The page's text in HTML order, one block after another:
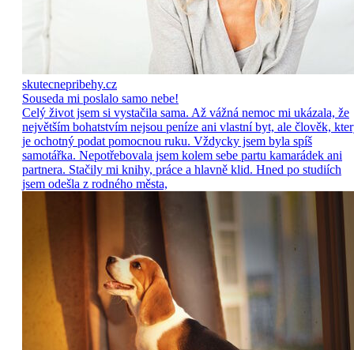
skutecnepribehy.cz
Souseda mi poslalo samo nebe!
Celý život jsem si vystačila sama. Až vážná nemoc mi ukázala, že
největším bohatstvím nejsou peníze ani vlastní byt, ale člověk,
je ochotný podat pomocnou ruku. Vždycky jsem byla spíš
samotářka. Nepotřebovala jsem kolem sebe partu kamarádek ani
partnera. Stačily mi knihy, práce a hlavně klid. Hned po studiích
jsem odešla z rodného města,